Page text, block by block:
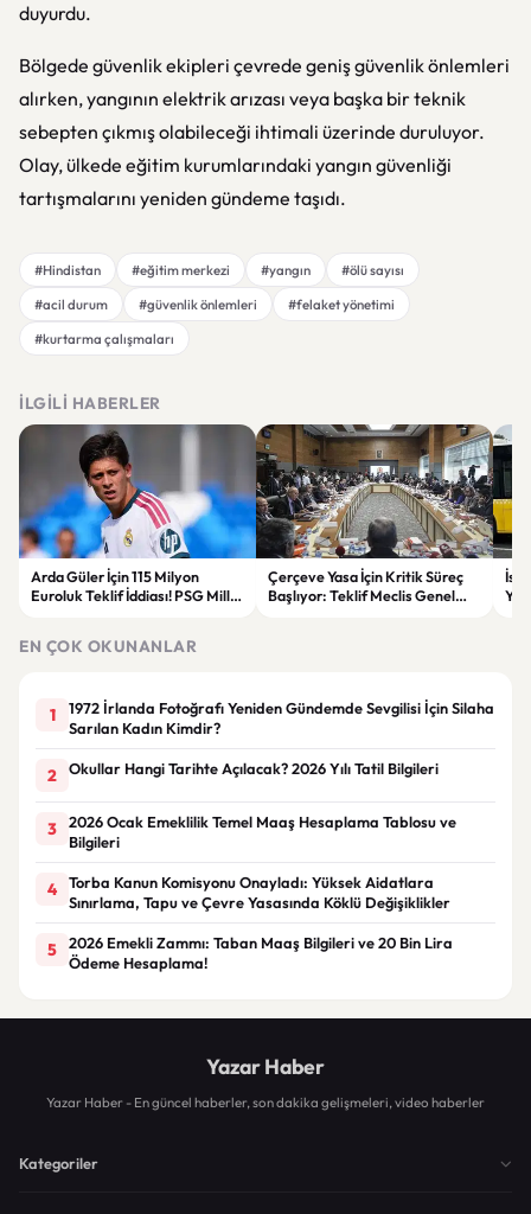
duyurdu.
Bölgede güvenlik ekipleri çevrede geniş güvenlik önlemleri
alırken, yangının elektrik arızası veya başka bir teknik
sebepten çıkmış olabileceği ihtimali üzerinde duruluyor.
Olay, ülkede eğitim kurumlarındaki yangın güvenliği
tartışmalarını yeniden gündeme taşıdı.
#Hindistan #eğitim merkezi #yangın
#ölü sayısı
#acil durum
#güvenlik önlemleri
#felaket yönetimi
#kurtarma çalışmaları
İLGILI HABERLER
Arda Güler İçin 115 Milyon
Euroluk Teklif İddiası! PSG Milli
Çerçeve Yasa İçin Kritik Süreç
Başlıyor: Teklif Meclis Genel
EN ÇOK OKUNANLAR
1
1972 İrlanda Fotoğrafı Yeniden Gündemde Sevgilisi İçin Silaha
Sarılan Kadın Kimdir?
2 Okullar Hangi Tarihte Açılacak? 2026 Yılı Tatil Bilgileri
3
2026 Ocak Emeklilik Temel Maaş Hesaplama Tablosu ve
Bilgileri
4
Torba Kanun Komisyonu Onayladı: Yüksek Aidatlara
Sınırlama, Tapu ve Çevre Yasasında Köklü Değişiklikler
5
2026 Emekli Zammı: Taban Maaş Bilgileri ve 20 Bin Lira
Ödeme Hesaplama!
Yazar Haber
Yazar Haber - En güncel haberler, son dakika gelişmeleri, video haberler
Kategoriler